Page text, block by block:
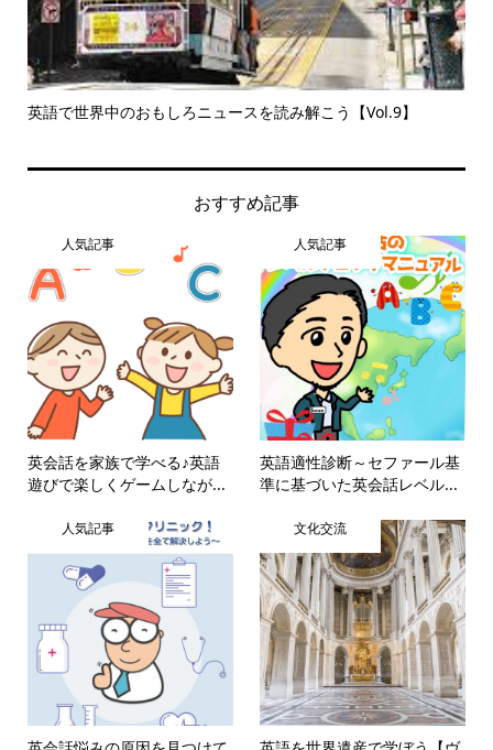
英語で世界中のおもしろニュースを読み解こう【Vol.9】
おすすめ記事
人気記事
英会話を家族で学べる♪英語
遊びで楽しくゲームしなが...
人気記事
英語適性診断～セファール基
準に基づいた英会話レベル...
人気記事 文化交流